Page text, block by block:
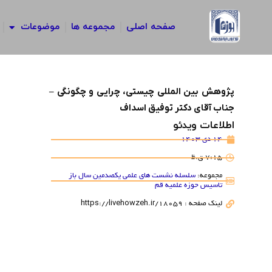
صفحه اصلی مجموعه ها موضوعات
پژوهش بین المللی چیستی، چرایی و چگونگی –
جناب آقای دکتر توفیق اسداف
اطلاعات ویدئو
14 دی 1403
7:15 ق.ظ
مجموعه: سلسله نشست های علمی یکصدمین سال باز
تاسیس حوزه علمیه قم
لینک صفحه : https://livehowzeh.ir/18059